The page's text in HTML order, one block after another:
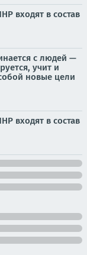
входят в состав
с людей —
учит и
новые цели
входят в состав